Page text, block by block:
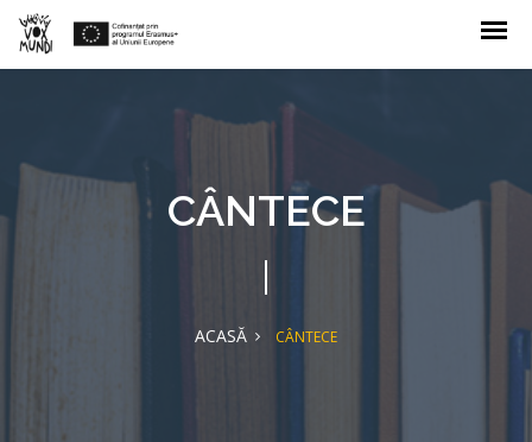
CÂNTECE
ACASĂ CÂNTECE